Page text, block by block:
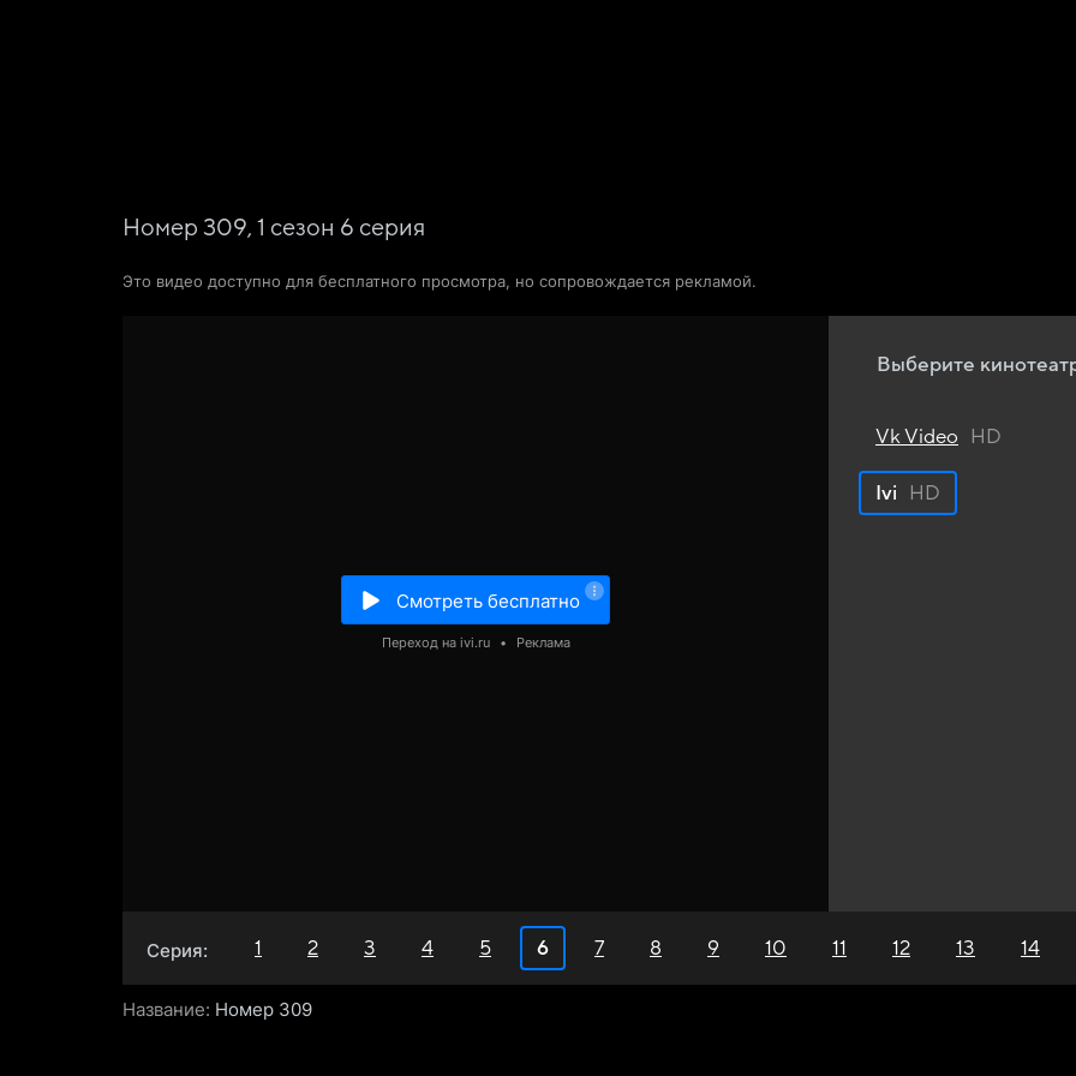
Номер 309, 1 сезон 6 серия
Это видео доступно для бесплатного просмотра, но сопровождается рекламой.
Смотреть бесплатно
Переход на ivi.ru • Реклама
Выберите
Vk Video HD
Ivi HD
Серия: 1 2 3 4 5 6 7 8 9 10 11 12 13 14
Название: Номер 309